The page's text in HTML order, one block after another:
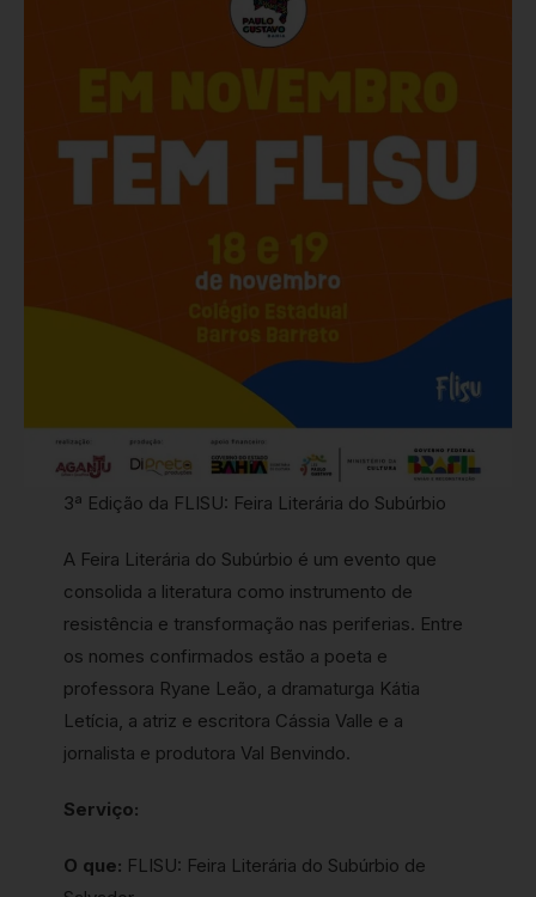
3ª Edição da FLISU: Feira Literária do Subúrbio
A Feira Literária do Subúrbio é um evento que
consolida a literatura como instrumento de
resistência e transformação nas periferias. Entre
os nomes confirmados estão a poeta e
professora Ryane Leão, a dramaturga Kátia
Letícia, a atriz e escritora Cássia Valle e a
jornalista e produtora Val Benvindo.
Serviço:
O que: FLISU: Feira Literária do Subúrbio de